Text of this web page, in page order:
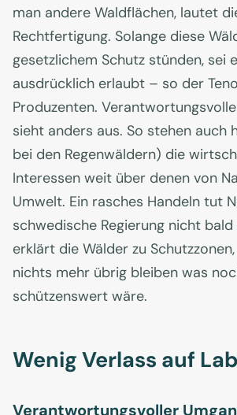
man andere Waldflächen, lautet
Rechtfertigung. Solange diese
gesetzlichem Schutz stünden, sei
ausdrücklich erlaubt – so der
Produzenten.
sieht anders aus. So stehen auch
bei den Regenwäldern) die
Interessen weit über denen von
Umwelt. Ein rasches Handeln tut
schwedische Regierung nicht bald
erklärt die Wälder zu
nichts mehr übrig bleiben was
schützenswert wäre.
Wenig Verlass auf
Verantwortungsvoller